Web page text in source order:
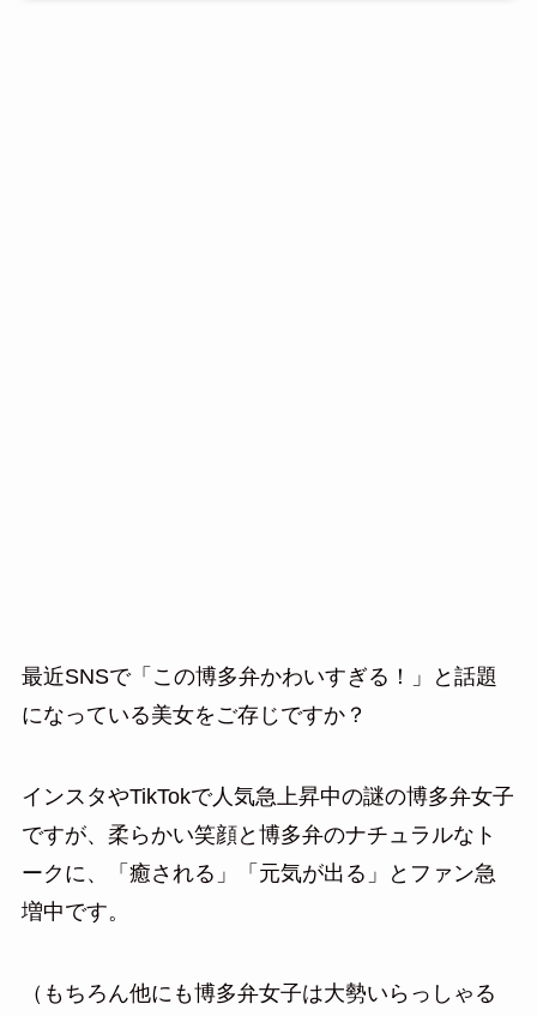
最近SNSで「この博多弁かわいすぎる！」と話題
になっている美女をご存じですか？
インスタやTikTokで人気急上昇中の謎の博多弁女子
ですが、柔らかい笑顔と博多弁のナチュラルなト
ークに、「癒される」「元気が出る」とファン急
増中です。
（もちろん他にも博多弁女子は大勢いらっしゃる